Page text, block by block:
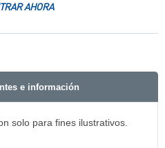
AHORA
e información
solo para fines ilustrativos.